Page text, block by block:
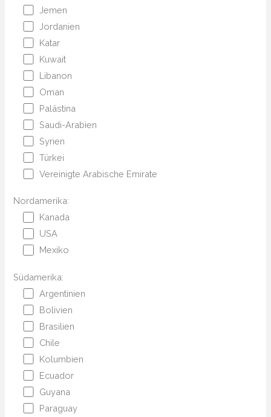
Jemen
Jordanien
Katar
Kuwait
Libanon
Oman
Palästina
Saudi-Arabien
Syrien
Türkei
Vereinigte Arabische Emirate
Nordamerika:
Kanada
USA
Mexiko
Südamerika:
Argentinien
Bolivien
Brasilien
Chile
Kolumbien
Ecuador
Guyana
Paraguay